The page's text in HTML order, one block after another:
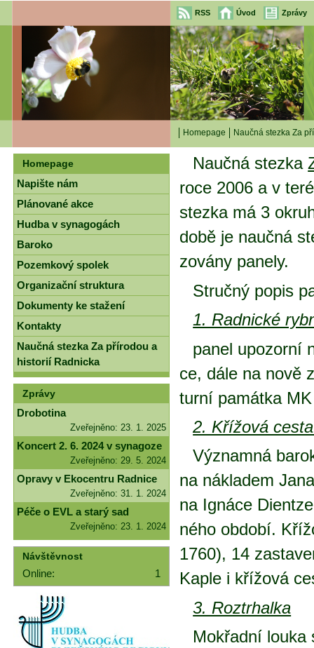
RSS Úvod Zprávy
Homepage Naučná stezka Za
Na­uč­ná stez­ka
ro­ce 2006 a v
stez­ka má 3
do­bě je na­uč­ná
zo­vá­ny pa­ne­ly.
Struč­ný po­pis
1. Rad­nic­ké
pa­nel upo­zor­ní
ce, dá­le na no­vě
tur­ní pa­mát­ka
2. Kří­žo­vá
Vý­znam­ná
na ná­kla­dem
na Ig­ná­ce
né­ho ob­do­bí.
1760), 14
Kap­le i kří­žo­vá
3. Roz­tr­hal­ka
Mokřad­ní
Homepage
Napište nám
Plánované akce
Hudba v synagogách
Baroko
Pozemkový spolek
Organizační struktura
Dokumenty ke stažení
Kontakty
Naučná stezka Za přírodou a
historií Radnicka
Zprávy
Drobotina
Zveřejněno: 23. 1. 2025
Koncert 2. 6. 2024 v synagoze
Zveřejněno: 29. 5. 2024
Opravy v Ekocentru Radnice
Zveřejněno: 31. 1. 2024
Péče o EVL a starý sad
Zveřejněno: 23. 1. 2024
Návštěvnost
Online: 1